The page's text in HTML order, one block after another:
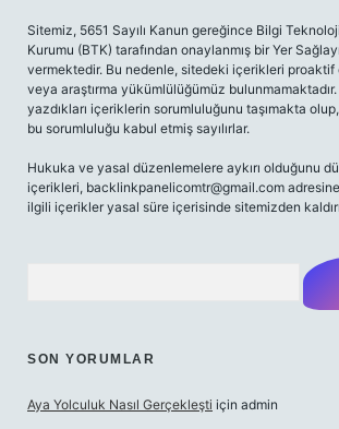
Sitemiz, 5651 Sayılı Kanun gereğince Bilgi
Kurumu (BTK) tarafından onaylanmış bir Yer
vermektedir. Bu nedenle, sitedeki içerikleri
veya araştırma yükümlülüğümüz
yazdıkları içeriklerin sorumluluğunu taşımakta
bu sorumluluğu kabul etmiş sayılırlar.
Hukuka ve yasal düzenlemelere aykırı olduğunu
içerikleri, backlinkpanelicomtr@gmail.com
ilgili içerikler yasal süre içerisinde sitemizden
SON YORUMLAR
Aya Yolculuk Nasıl Gerçekleşti için admin